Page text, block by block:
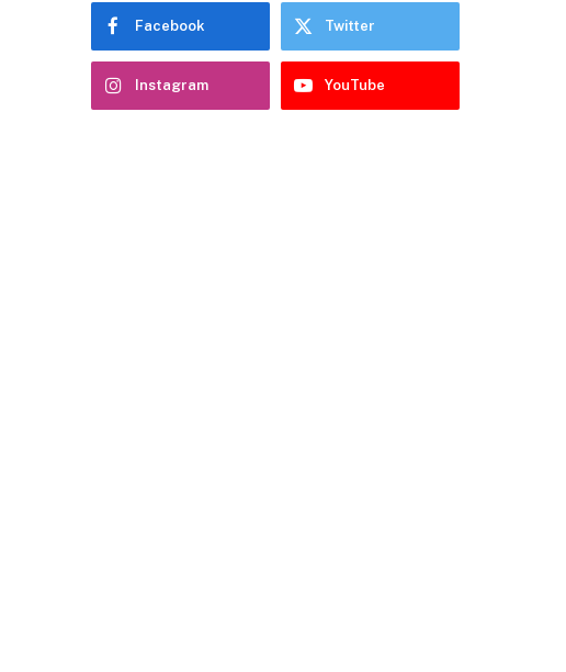
Facebook Twitter
Instagram YouTube